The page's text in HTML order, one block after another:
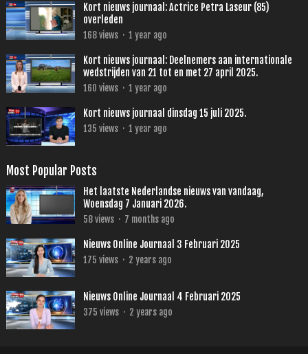
Kort nieuws journaal: Actrice Petra Laseur (85)
overleden
168views · 1 year ago
Kort nieuws journaal: Deelnemers aan internationale
wedstrijden van 21 tot en met 27 april 2025.
160 views · 1 year ago
Kort nieuws journaal dinsdag 15 juli 2025.
135 views · 1 year ago
Most Popular Posts
Het laatste Nederlandse nieuws van vandaag,
Woensdag 7 Januari 2026.
58views · 7 months ago
Nieuws Online Journaal 3 Februari 2025
175 views · 2 years ago
Nieuws Online Journaal 4 Februari 2025
375 views · 2 years ago